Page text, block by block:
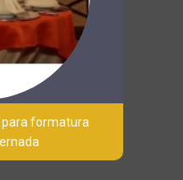
formatura